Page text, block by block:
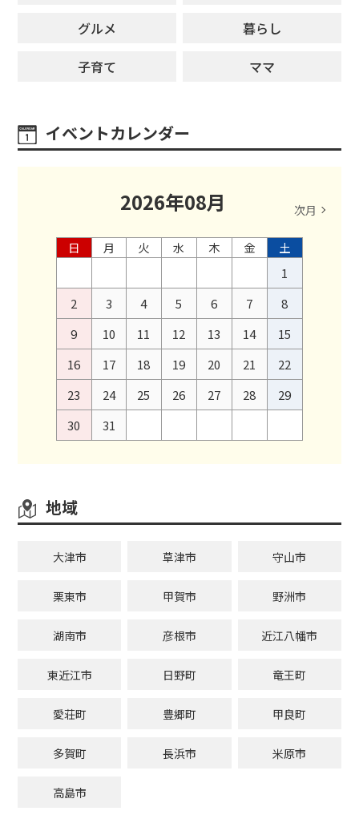
グルメ
暮らし
子育て
ママ
イベントカレンダー
2026年08月 次月
日 月 火 水 木 金
土
1
2
3 4 5 6 7
8
9
10 11 12 13 14
15
16
17 18 19 20 21
22
23
24 25 26 27 28
29
30
31
地域
大津市 草津市 守山市
栗東市 甲賀市 野洲市
湖南市 彦根市 近江八幡市
東近江市 日野町 竜王町
愛荘町 豊郷町 甲良町
多賀町 長浜市 米原市
高島市